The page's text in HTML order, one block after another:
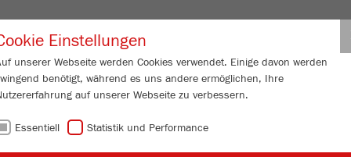
Einstellungen
unserer Webseite werden Cookies verwendet. Einige davon werden
benötigt, während es uns andere ermöglichen, Ihre
auf unserer Webseite zu verbessern.
Essentiell Statistik und Performance
Partner-Login
SERVICE ÜBER UNS AKTUELL